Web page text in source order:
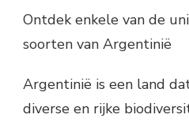
Ontdek enkele van de
soorten van Argentinië
Argentinië is een land
diverse en rijke